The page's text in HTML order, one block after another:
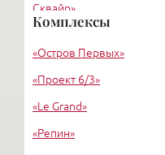
Сквайр»
«Фон Гоген Александр
Ноах И. Б.
Комплексы
«Остров Первых»
«Проект 6/3»
«Le Grand»
«Репин»